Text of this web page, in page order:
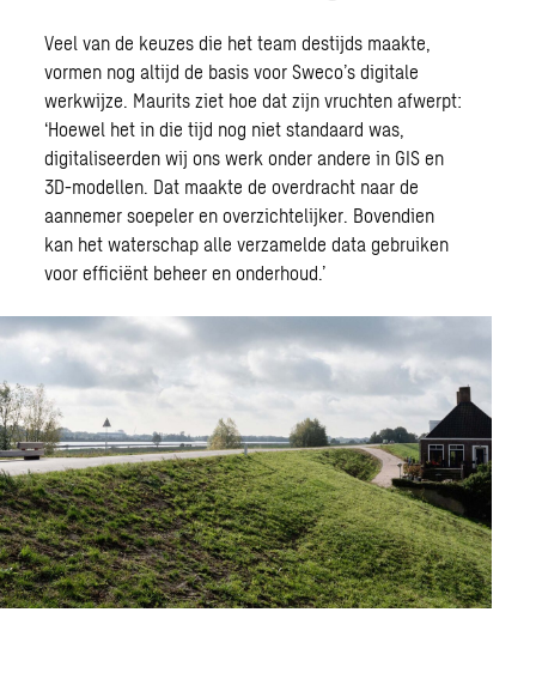
Veel van de keuzes die het team destijds maakte,
vormen nog altijd de basis voor Sweco’s digitale
werkwijze. Maurits ziet hoe dat zijn vruchten afwerpt:
‘Hoewel het in die tijd nog niet standaard was,
digitaliseerden wij ons werk onder andere in GIS en
3D-modellen. Dat maakte de overdracht naar de
aannemer soepeler en overzichtelijker. Bovendien
kan het waterschap alle verzamelde data gebruiken
voor efficiënt beheer en onderhoud.’